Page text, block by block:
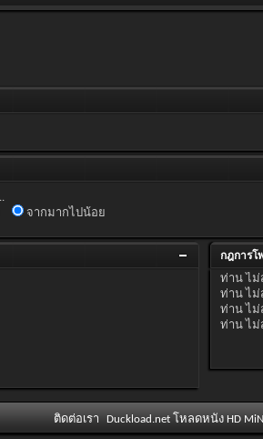
จากมากไปน้อย
กฎการโ
ท่านไม่
ท่านไม่
ท่านไม่
ท่านไม่
ติดต่อเรา Duckload.net โหลดหนัง HD